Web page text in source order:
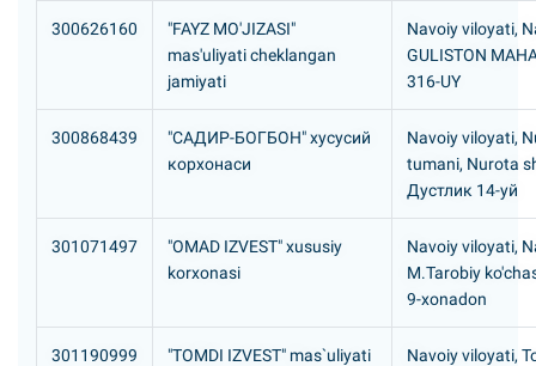
300626160
"FAYZ MO'JIZASI"
mas'uliyati cheklangan
jamiyati
Navoiy viloyati,
GULISTON
316-UY
300868439
"САДИР-БОГБОH" хусусий
корхонаси
Navoiy viloyati,
tumani, Nurota
Дустлик 14-уй
301071497
"OMAD IZVEST" xususiy
korxonasi
Navoiy viloyati,
M.Tarobiy
9-xonadon
301190999
"TOMDI IZVEST" mas`uliyati
Navoiy viloyati,